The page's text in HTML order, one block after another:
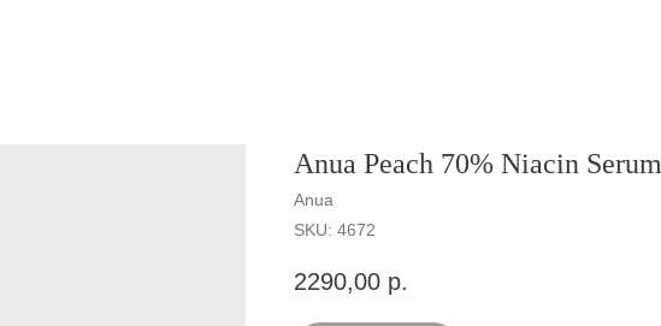
Anua Peach 70% Niacin Serum
Anua
SKU: 4672
2290,00 р.